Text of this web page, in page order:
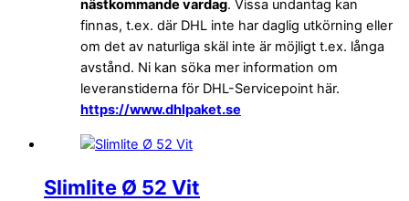
nästkommande vardag. Vissa undantag kan
finnas, t.ex. där DHL inte har daglig utkörning eller
om det av naturliga skäl inte är möjligt t.ex. långa
avstånd. Ni kan söka mer information om
leveranstiderna för DHL-Servicepoint här.
https://www.dhlpaket.se
Slimlite Ø 52 Vit